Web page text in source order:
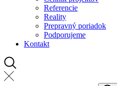
Referencie
Reality
Prepravný poriadok
Podporujeme
Kontakt